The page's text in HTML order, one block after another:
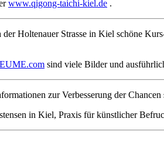
www.qigong-taichi-kiel.de .
der Holtenauer Strasse in Kiel schöne
sind viele Bilder und
zur Verbesserung der
in Kiel, Praxis für künstlicher